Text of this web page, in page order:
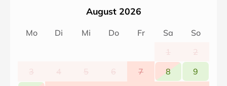
August 2026
Mo Di Mi Do Fr Sa
So
1
2
3
4 5 6 7 8
9